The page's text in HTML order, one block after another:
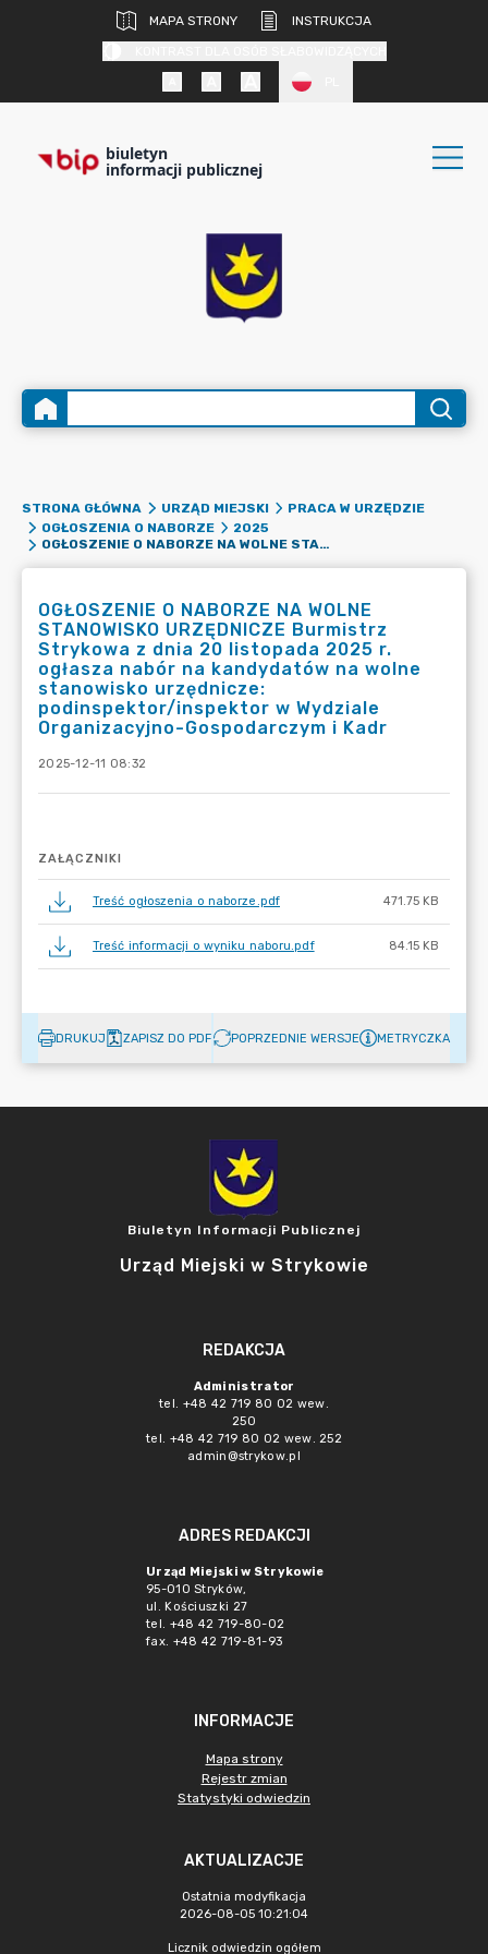
MAPA STRONY
INSTRUKCJA
biuletyn
informacji publicznej
STRONA GŁÓWNA URZĄD MIEJSKI
PRACA W URZĘDZIE
OGŁOSZENIA O NABORZE
2025
OGŁOSZENIE O NABORZE NA WOLNE STANOWISKO URZĘDNICZE BURMISTRZ STRYKOWA Z DNIA 20 LISTOPADA 2025 R. OGŁASZA NABÓR NA KANDYDATÓW NA WOLNE STANOWISKO URZĘDNICZE: PODINSPEKTOR/INSPEKTOR W WYDZIALE ORGANIZACYJNO-GOSPODARCZYM I KADR
OGŁOSZENIE O NABORZE NA WOLNE
STANOWISKO URZĘDNICZE Burmistrz
Strykowa z dnia 20 listopada 2025 r.
ogłasza nabór na kandydatów na wolne
stanowisko urzędnicze:
podinspektor/inspektor w Wydziale
Organizacyjno-Gospodarczym i Kadr
2025-12-11 08:32
ZAŁĄCZNIKI
Treść ogłoszenia o naborze.pdf 471.75 KB
Treść informacji o wyniku naboru.pdf 84.15 KB
DRUKUJ ZAPISZ DO PDF POPRZEDNIE WERSJE METRYCZKA
Biuletyn Informacji Publicznej
Urząd Miejski w Strykowie
REDAKCJA
Administrator
tel. +48 42 719 80 02 wew.
250
tel. +48 42 719 80 02 wew. 252
admin@strykow.pl
ADRES REDAKCJI
Urząd Miejski w Strykowie
95-010 Stryków,
ul. Kościuszki 27
tel. +48 42 719-80-02
fax. +48 42 719-81-93
INFORMACJE
Mapa strony
Rejestr zmian
Statystyki odwiedzin
AKTUALIZACJE
Ostatnia modyfikacja
2026-08-05 10:21:04
Licznik odwiedzin ogółem